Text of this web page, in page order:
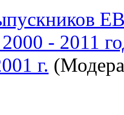
- 2011
г.